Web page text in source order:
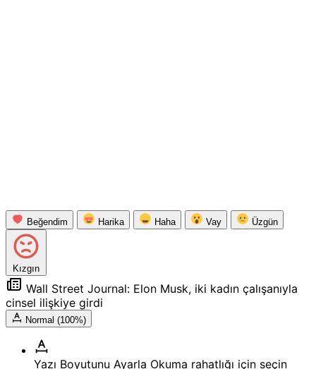
Beğendim Harika Haha Vay Üzgün
Kızgın
Wall Street Journal: Elon Musk, iki kadın çalışanıyla
cinsel ilişkiye girdi
Normal (100%)
Yazı Boyutunu Ayarla Okuma rahatlığı için seçin